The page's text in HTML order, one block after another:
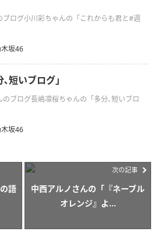
ログ小川彩ちゃんの「これからも君と#週
坂46
短いブログ」
ブログ長嶋凛桜ちゃんの「多分､短いブロ
坂46
語
次の記事
中西アルノさんの「『ネーブル
オレンジ』よ...